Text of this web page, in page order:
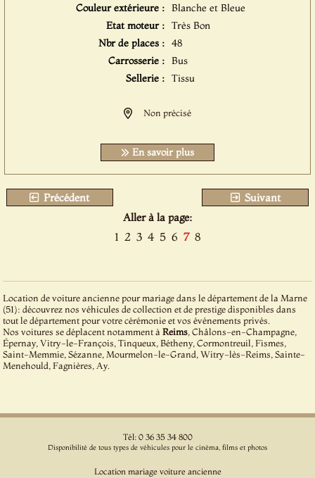
Couleur extérieure : Blanche et Bleue
Etat moteur : Très Bon
Nbr de places : 48
Carrosserie : Bus
Sellerie : Tissu
Non précisé
En savoir plus
Précédent
Suivant
Aller à la page:
1 2 3 4 5 6 7 8
Location de voiture ancienne pour mariage dans le département de la Marne
(51): découvrez nos véhicules de collection et de prestige disponibles dans
tout le département pour votre cérémonie et vos événements privés.
Nos voitures se déplacent notamment àReims , Châlons-en-Champagne,
Épernay, Vitry-le-François, Tinqueux, Bétheny, Cormontreuil, Fismes,
Saint-Memmie, Sézanne, Mourmelon-le-Grand, Witry-lès-Reims, Sainte-
Menehould, Fagnières, Ay.
Tél: 0 36 35 34 800
Disponibilité de tous types de véhicules pour le cinéma, films et photos
Location mariage voiture ancienne